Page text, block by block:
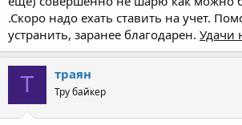
.Скоро надо ехать ставить на учет.
устранить, заранее благодарен. Удачи
Т траян
Тру байкер